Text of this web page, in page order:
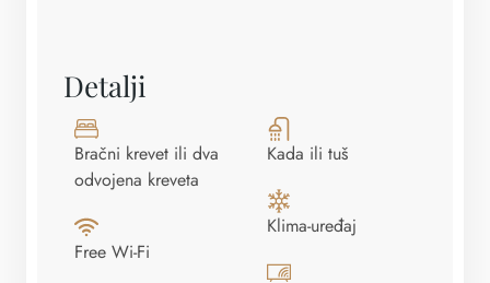
Detalji
Bračni krevet ili dva
odvojena kreveta
Kada ili tuš
Klima-uređaj
Free Wi-Fi